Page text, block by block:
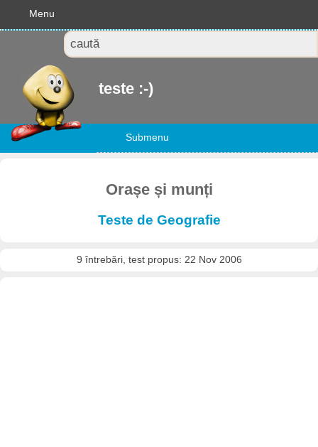
Menu
teste :-)
Submenu
Orașe și munți
Teste de Geografie
9 întrebări, test propus: 22 Nov 2006